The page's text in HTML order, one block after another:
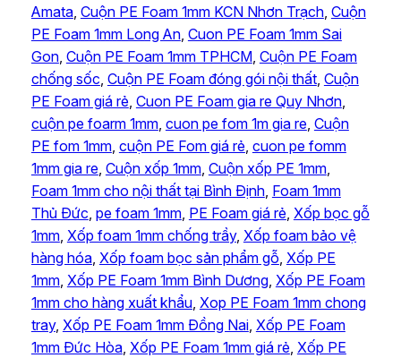
Amata, Cuộn PE Foam 1mm KCN Nhơn Trạch, Cuộn
PE Foam 1mm Long An, Cuon PE Foam 1mm Sai
Gon, Cuộn PE Foam 1mm TPHCM, Cuộn PE Foam
chống sốc, Cuộn PE Foam đóng gói nội thất, Cuộn
PE Foam giá rẻ, Cuon PE Foam gia re Quy Nhơn
cuộn pe foarm 1mm, cuon pe fom 1m gia re, Cuộn
PE fom 1mm, cuộn PE Fom giá rẻ, cuon pe fomm
1mm gia re, Cuộn xốp 1mm, Cuộn xốp PE 1mm
Foam 1mm cho nội thất tại Bình Định, Foam 1mm
Thủ Đức, pe foam 1mm, PE Foam giá rẻ, Xốp bọc gỗ
1mm, Xốp foam 1mm chống trầy, Xốp foam bảo vệ
hàng hóa, Xốp foam bọc sản phẩm gỗ, Xốp PE
1mm, Xốp PE Foam 1mm Bình Dương, Xốp PE Foam
1mm cho hàng xuất khẩu, Xop PE Foam 1mm chong
tray, Xốp PE Foam 1mm Đồng Nai, Xốp PE Foam
1mm Đức Hòa, Xốp PE Foam 1mm giá rẻ, Xốp PE